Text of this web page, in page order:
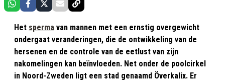
Het sperma van mannen met een ernstig overgewicht
ondergaat veranderingen, die de ontwikkeling van de
hersenen en de controle van de eetlust van zijn
nakomelingen kan beïnvloeden. Net onder de poolcirkel
in Noord-Zweden ligt een stad genaamd Överkalix. Er